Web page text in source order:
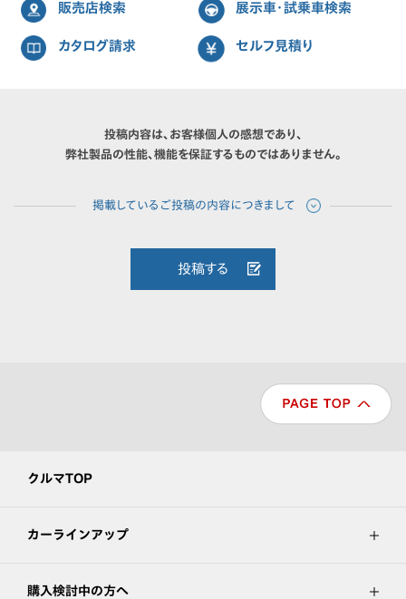
販売店検索 展示車・試乗車検索
カタログ請求 セルフ見積り
投稿内容は、お客様個人の感想であり、
弊社製品の性能、機能を保証するものではありません。
投稿する
クルマTOP
カーラインアップ
購入検討中の方へ